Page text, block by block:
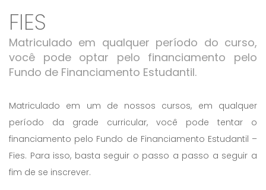
FIES
Matriculado em qualquer período do curso,
você pode optar pelo financiamento pelo
Fundo de Financiamento Estudantil.
Matriculado em um de nossos cursos, em qualquer
período da grade curricular, você pode tentar o
financiamento pelo Fundo de Financiamento Estudantil –
Fies. Para isso, basta seguir o passo a passo a seguir a
fim de se inscrever.